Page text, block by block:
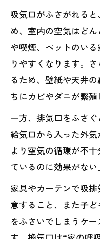
吸気口がふさがれる
め、室内の空気はど
や喫煙、ペットのい
りやすくなります。
るため、壁紙や天井
ちにカビやダニが繁殖
一方、排気口をふさぐ
給気口から入った外
より空気の循環が不
ているのに効果がない
家具やカーテンで吸
意すること、また子
をふさいでしまうケ